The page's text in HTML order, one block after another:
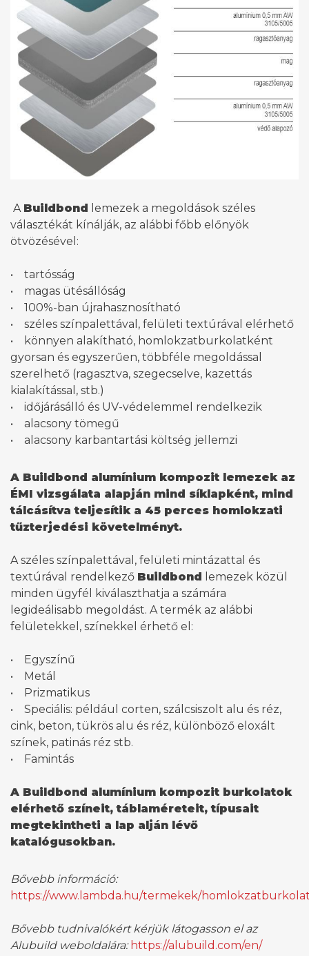
A Buildbond lemezek a megoldások széles
választékát kínálják, az alábbi főbb előnyök
ötvözésével:
• tartósság
• magas ütésállóság
• 100%-ban újrahasznosítható
• széles színpalettával, felületi textúrával elérhető
• könnyen alakítható, homlokzatburkolatként
gyorsan és egyszerűen, többféle megoldással
szerelhető (ragasztva, szegecselve, kazettás
kialakítással, stb.)
• időjárásálló és UV-védelemmel rendelkezik
• alacsony tömegű
• alacsony karbantartási költség jellemzi
A Buildbond alumínium kompozit lemezek az
ÉMI vizsgálata alapján mind síklapként, mind
tálcásítva teljesítik a 45 perces homlokzati
tűzterjedési követelményt.
A széles színpalettával, felületi mintázattal és
textúrával rendelkező Buildbond lemezek közül
minden ügyfél kiválaszthatja a számára
legideálisabb megoldást. A termék az alábbi
felületekkel, színekkel érhető el:
• Egyszínű
• Metál
• Prizmatikus
• Speciális: például corten, szálcsiszolt alu és réz,
cink, beton, tükrös alu és réz, különböző eloxált
színek, patinás réz stb.
• Famintás
A Buildbond alumínium kompozit burkolatok
elérhető színeit, táblaméreteit, típusait
megtekintheti a lap alján lévő
katalógusokban.
Bővebb információ:
https://www.lambda.hu/termekek/
Bővebb tudnivalókért kérjük látogasson el az
Alubuild weboldalára: https://alubuild.com/en/